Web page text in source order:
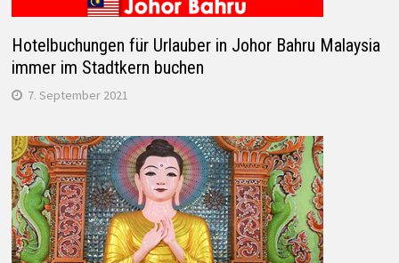
Hotelbuchungen für Urlauber in Johor Bahru Malaysia
immer im Stadtkern buchen
7. September 2021